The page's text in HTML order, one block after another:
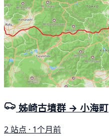
姊崎古墳群 → 小海町
2 站点 · 1个月前